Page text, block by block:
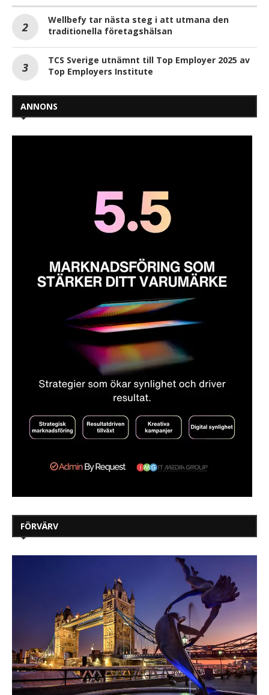
Wellbefy tar nästa steg i att utmana den
traditionella företagshälsan
TCS Sverige utnämnt till Top Employer 2025 av
Top Employers Institute
ANNONS
FÖRVÄRV